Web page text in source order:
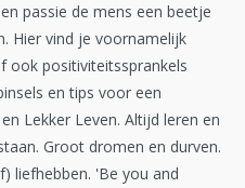
passie de mens een beetje
Hier vind je voornamelijk
ook positiviteitssprankels
en tips voor een
Lekker Leven. Altijd leren en
Groot dromen en durven.
liefhebben. 'Be you and